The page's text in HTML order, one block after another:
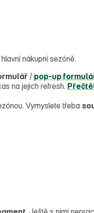
nákupní sezóně.
/ pop‑up
na jejich refresh.
Vymyslete třeba